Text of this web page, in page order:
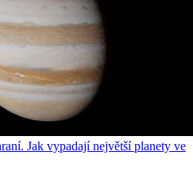
Jak vypadají největší planety ve